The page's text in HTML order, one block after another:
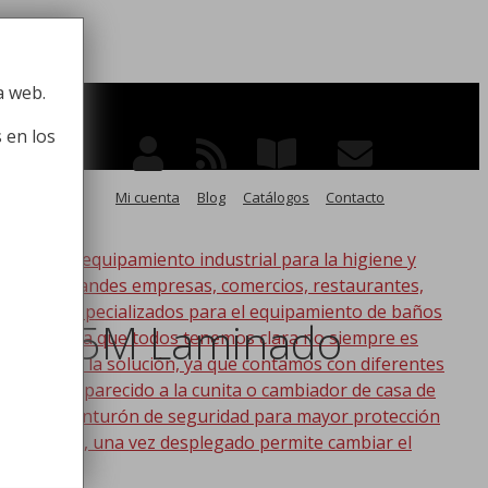
higiene
Mi cuenta Blog Catálogos Contacto
tipo de equipamiento industrial para la higiene y
para grandes empresas, comercios, restaurantes,
especializados para el equipamiento de baños
Esta idea que todos tenemos clara no siempre es
tenemos la solución, ya que contamos con diferentes
lo más parecido a la cunita o cambiador de casa de
con un cinturón de seguridad para mayor protección
la pared, una vez desplegado permite cambiar el
135M Laminado
web.
en los